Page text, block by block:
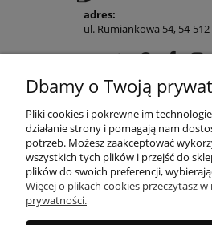
adres:
ul. Rumiankowa 54, 54-512
POMOC
MOJE
PŁATNOŚCI I
Dbamy o Twoją
Pliki cookies i pokrewne im
działanie strony i pomagają nam
potrzeb. Możesz zaakceptować
wszystkich tych plików i przejść do
plików do swoich preferencji,
Więcej o plikach cookies przeczytasz w
prywatności.